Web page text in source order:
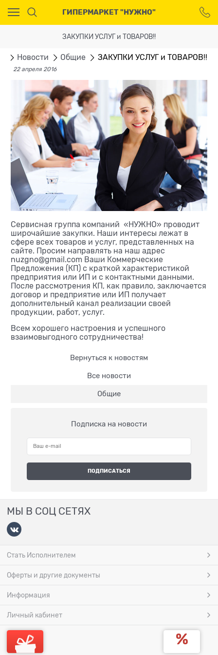
ГИПЕРМАРКЕТ "НУЖНО"
ЗАКУПКИ УСЛУГ и ТОВАРОВ!!
Новости Общие ЗАКУПКИ УСЛУГ и ТОВАРОВ!!
22 апреля 2016
Сервисная группа компаний «НУЖНО» проводит
широчайшие закупки. Наши интересы лежат в
сфере всех товаров и услуг, представленных на
сайте. Просим направлять на наш адрес
nuzgno@gmail.сom Ваши Коммерческие
Предложения (КП) с краткой характеристикой
предприятия или ИП и с контактными данными.
После рассмотрения КП, как правило, заключается
договор и предприятие или ИП получает
дополнительный канал реализации своей
продукции, работ, услуг.
Всем хорошего настроения и успешного
взаимовыгодного сотрудничества!
Вернуться к новостям
Все новости
Общие
Подписка на новости
МЫ В СОЦ СЕТЯХ
Стать Исполнителем
Оферты и другие документы
Информация
Личный кабинет
Ваш город - Москва,
угадали?